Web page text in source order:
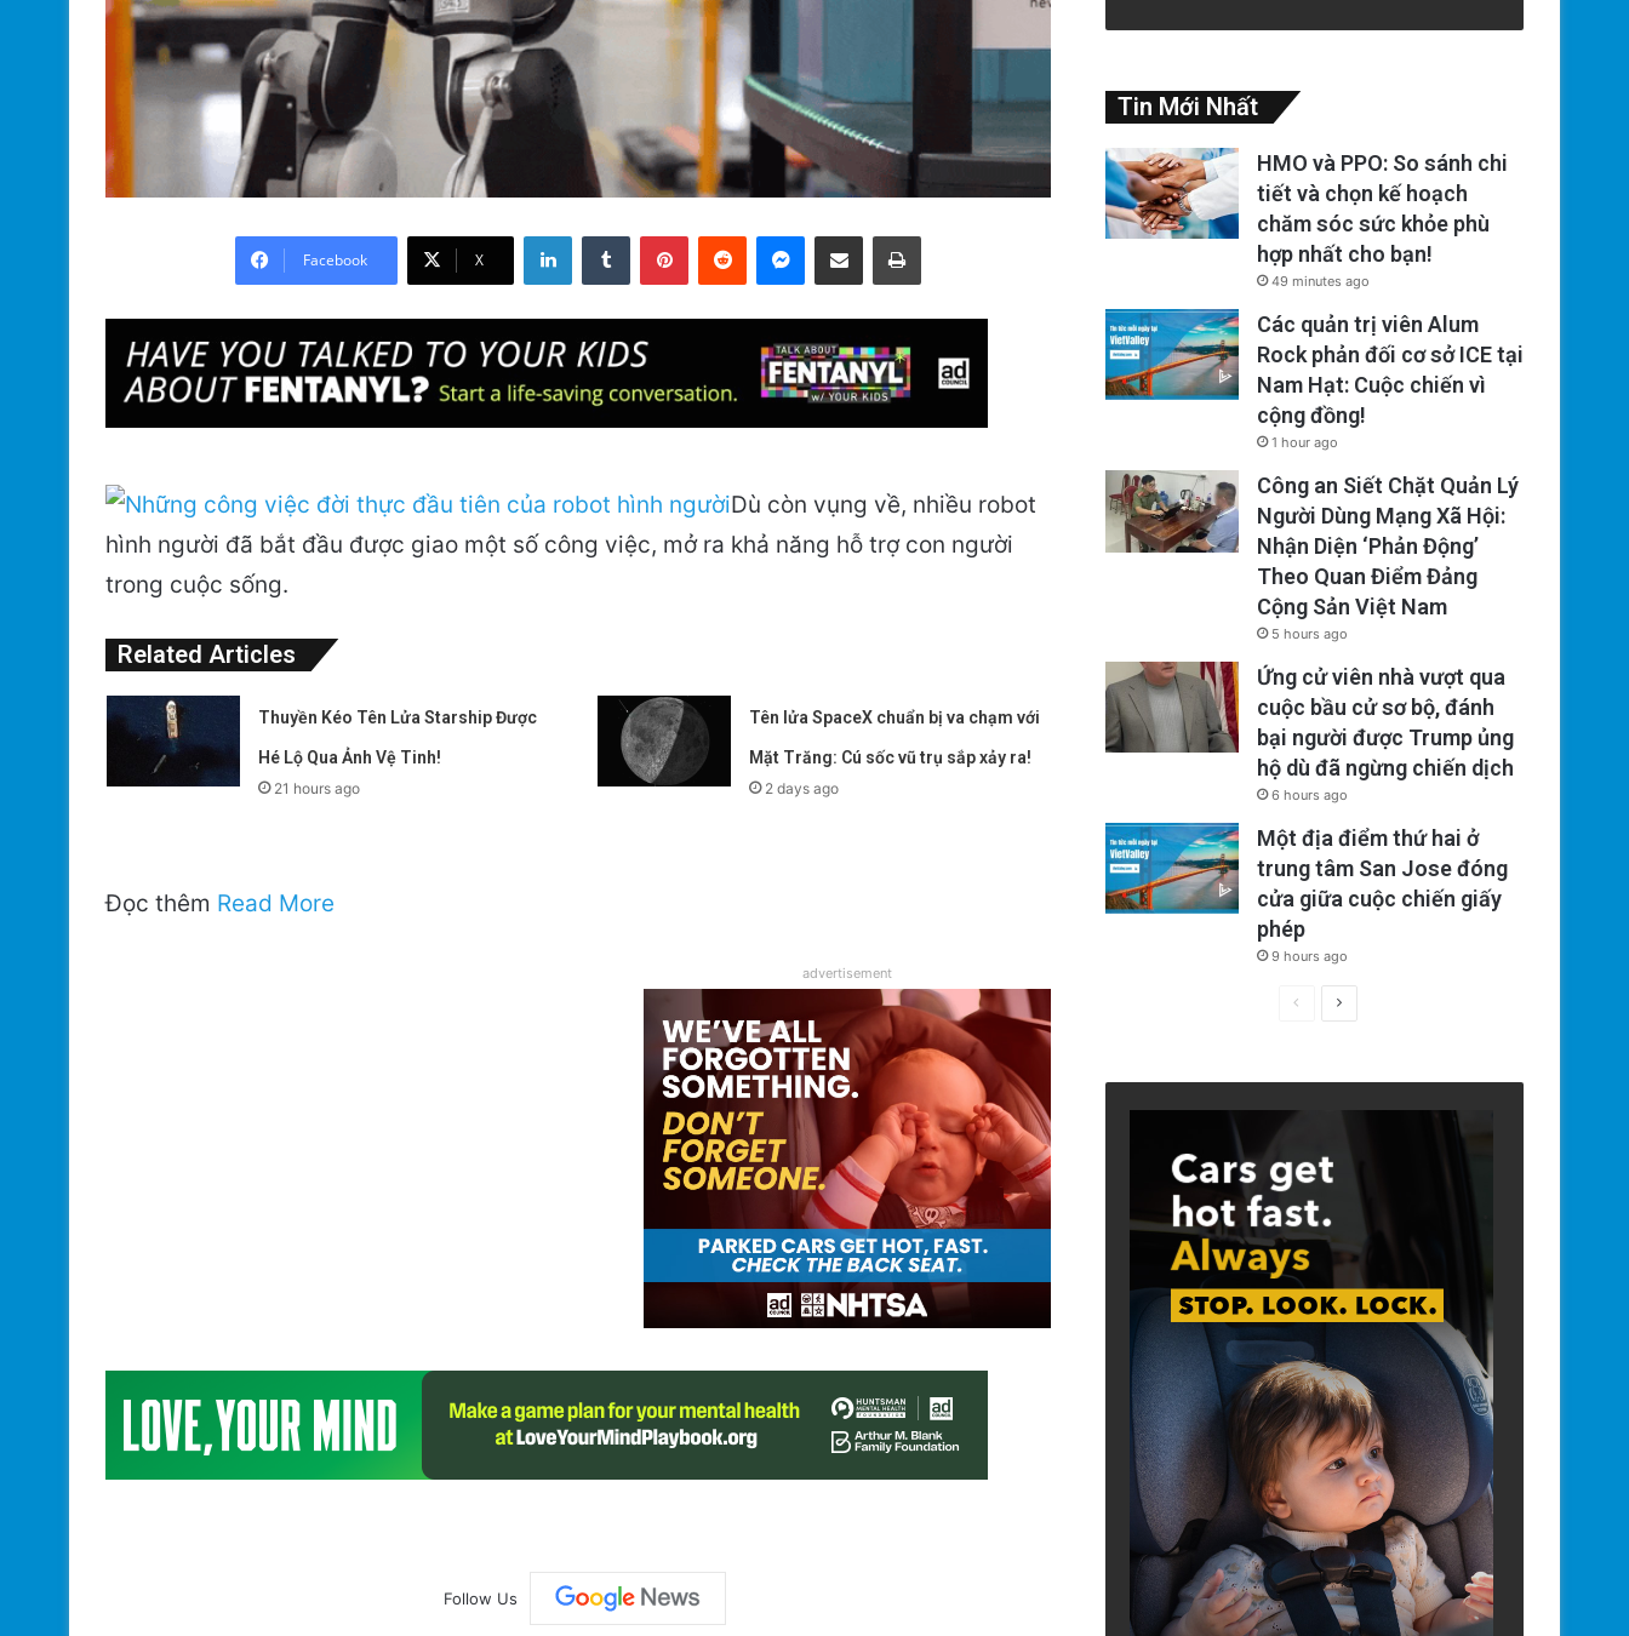
Facebook X
LinkedInTumblr PinterestReddit Messenger
Share via Email Print
Dù còn vụng về, nhiều robot
hình người đã bắt đầu được giao một số công việc, mở ra khả năng hỗ trợ con người
trong cuộc sống.
Related Articles
Thuyền Kéo Tên Lửa Starship Được
Hé Lộ Qua Ảnh Vệ Tinh!
21 hours ago
Tên lửa SpaceX chuẩn bị va chạm với
Mặt Trăng: Cú sốc vũ trụ sắp xảy ra!
2 days ago
Đọc thêm Read More
advertisement
Follow Us
Tin Mới Nhất
HMO và PPO: So sánh chi
tiết và chọn kế hoạch
chăm sóc sức khỏe phù
hợp nhất cho bạn!
49 minutes ago
Các quản trị viên Alum
Rock phản đối cơ sở ICE tại
Nam Hạt: Cuộc chiến vì
cộng đồng!
1 hour ago
Công an Siết Chặt Quản Lý
Người Dùng Mạng Xã Hội:
Nhận Diện ‘Phản Động’
Theo Quan Điểm Đảng
Cộng Sản Việt Nam
5 hours ago
Ứng cử viên nhà vượt qua
cuộc bầu cử sơ bộ, đánh
bại người được Trump ủng
hộ dù đã ngừng chiến dịch
6 hours ago
Một địa điểm thứ hai ở
trung tâm San Jose đóng
cửa giữa cuộc chiến giấy
phép
9 hours ago
PreviousNext